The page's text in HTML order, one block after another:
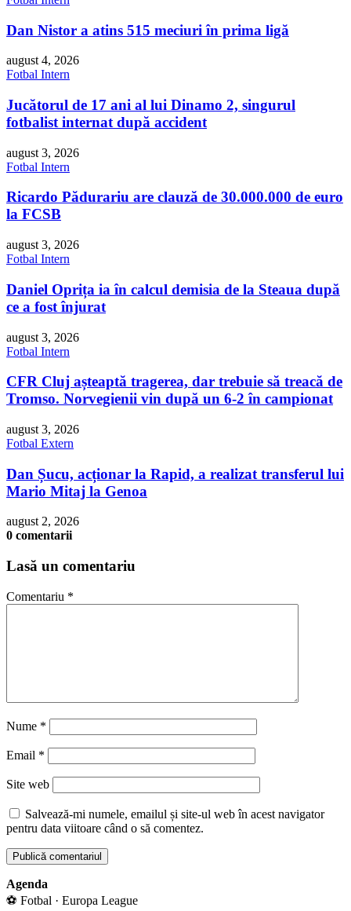
Dan Nistor a atins 515 meciuri în prima ligă
august 4, 2026
Fotbal Intern
Jucătorul de 17 ani al lui Dinamo 2, singurul
fotbalist internat după accident
august 3, 2026
Fotbal Intern
Ricardo Pădurariu are clauză de 30.000.000 de euro
la FCSB
august 3, 2026
Fotbal Intern
Daniel Oprița ia în calcul demisia de la Steaua după
ce a fost înjurat
august 3, 2026
Fotbal Intern
CFR Cluj așteaptă tragerea, dar trebuie să treacă de
Tromso. Norvegienii vin după un 6-2 în campionat
august 3, 2026
Fotbal Extern
Dan Șucu, acționar la Rapid, a realizat transferul lui
Mario Mitaj la Genoa
august 2, 2026
0 comentarii
Lasă un comentariu
Comentariu *
Nume *
Email *
Site web
Salvează-mi numele, emailul și site-ul web în acest navigator
pentru data viitoare când o să comentez.
Agenda
⚽ Fotbal · Europa League